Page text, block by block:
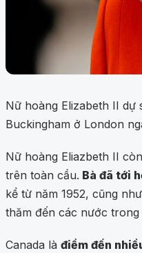
Nữ hoàng Elizabeth II dự
Buckingham ở London
Nữ hoàng Eliazbeth II
trên toàn cầu. Bà đã tới
kể từ năm 1952, cũng
thăm đến các nước
Canada là điểm đến